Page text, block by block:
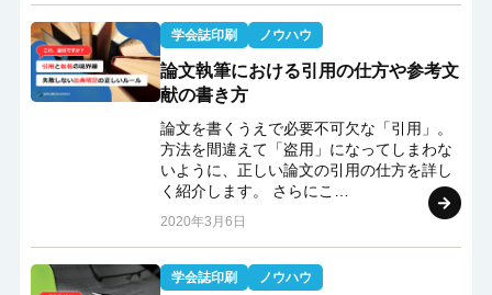
学会誌印刷 ノウハウ
論文執筆における引用の仕方や参考文
献の書き方
論文を書くうえで必要不可欠な「引用」。
方法を間違えて「盗用」になってしまわな
いように、正しい論文の引用の仕方を詳し
く紹介します。 さらにこ…
2020年3月6日
学会誌印刷 ノウハウ